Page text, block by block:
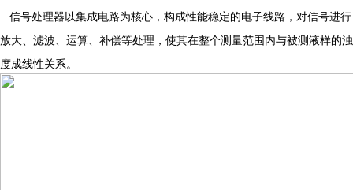
信号处理器以集成电路为核心，构成性能稳定的电子线路，对信号进行
放大、滤波、运算、补偿等处理，使其在整个测量范围内与被测液样的浊
度成线性关系。